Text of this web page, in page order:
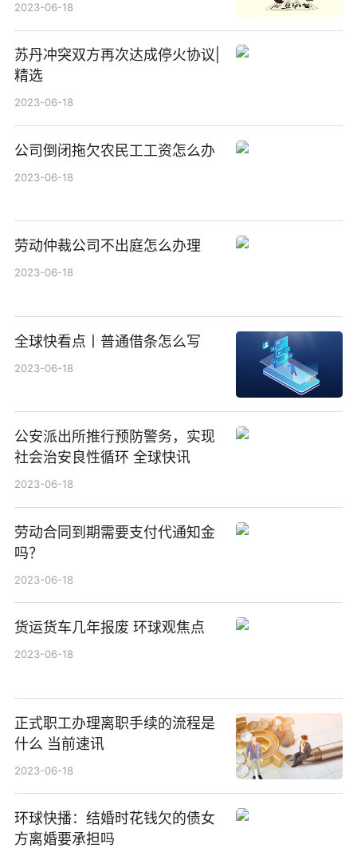
2023-06-18
苏丹冲突双方再次达成停火协议|
精选
2023-06-18
公司倒闭拖欠农民工工资怎么办
2023-06-18
劳动仲裁公司不出庭怎么办理
2023-06-18
全球快看点丨普通借条怎么写
2023-06-18
公安派出所推行预防警务，实现
社会治安良性循环 全球快讯
2023-06-18
劳动合同到期需要支付代通知金
吗？
2023-06-18
货运货车几年报废 环球观焦点
2023-06-18
正式职工办理离职手续的流程是
什么 当前速讯
2023-06-18
环球快播：结婚时花钱欠的债女
方离婚要承担吗